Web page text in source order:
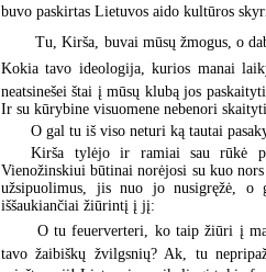
buvo paskirtas Lietuvos aido kultūros
 Tu, Kirša, buvai mūsų žmogus, o
Kokia tavo ideologija, kurios manai
neatsinešei štai į mūsų klubą jos
Ir su kūrybine visuomene nebenori
O gal tu iš viso neturi ką tautai
Kirša tylėjo ir ramiai sau rūkė
Vienožinskiui būtinai norėjosi su kuo
užsipuolimus, jis nuo jo nusigręžė,
iššaukiančiai žiūrintį į jį:
 O tu feuerverteri, ko taip žiūri į
tavo žaibiškų žvilgsnių? Ak, tu